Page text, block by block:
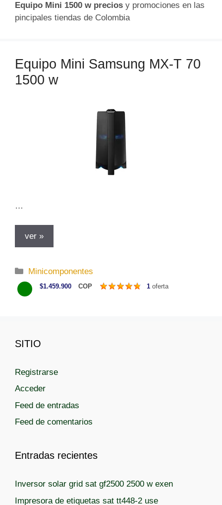
Equipo Mini 1500 w precios y promociones en las
pincipales tiendas de Colombia
Equipo Mini Samsung MX-T 70
1500 w
…
ver »
C
a
t
r
a
Minicomponentes
$1.459.900 COP 1 oferta
SITIO
Registrarse
Acceder
Feed de entradas
Feed de comentarios
Entradas recientes
Inversor solar grid sat gf2500 2500 w exen
Impresora de etiquetas sat tt448-2 use